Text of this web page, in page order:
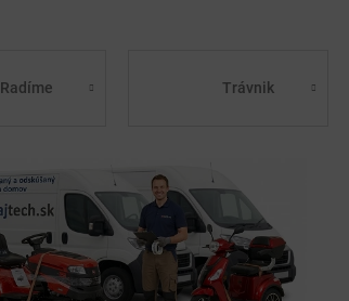
Radíme Trávnik